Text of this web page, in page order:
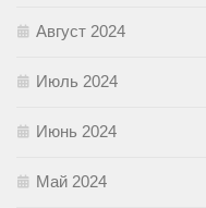
Август 2024
Июль 2024
Июнь 2024
Май 2024